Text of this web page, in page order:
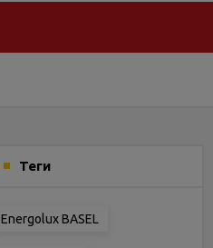
Теги
Energolux BASEL